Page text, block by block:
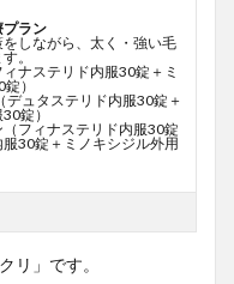
プラン
しながら、太く・強い毛
。
ィナステリド内服30錠＋ミ
）
デュタステリド内服30錠＋
錠）
（フィナステリド内服30錠
服30錠＋ミノキシジル外用
リ」です。